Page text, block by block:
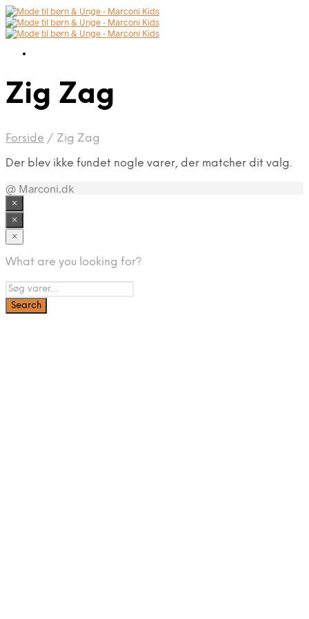
Zig Zag
Forside / Zig Zag
Der blev ikke fundet nogle varer, der matcher dit valg.
@ Marconi.dk
×
×
×
What are you looking for?